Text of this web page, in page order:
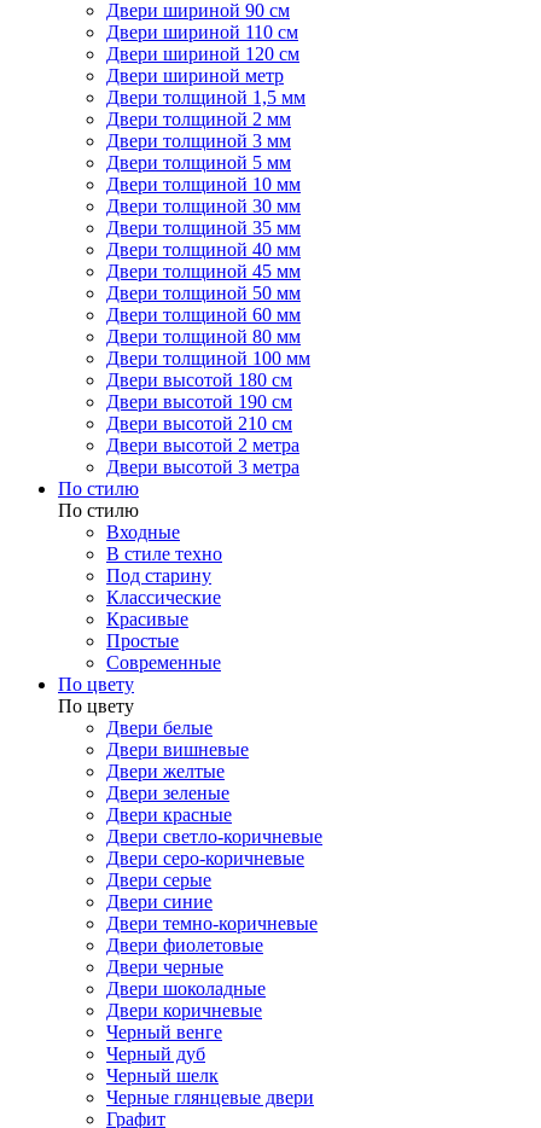
Двери шириной 90 см
Двери шириной 110 см
Двери шириной 120 см
Двери шириной метр
Двери толщиной 1,5 мм
Двери толщиной 2 мм
Двери толщиной 3 мм
Двери толщиной 5 мм
Двери толщиной 10 мм
Двери толщиной 30 мм
Двери толщиной 35 мм
Двери толщиной 40 мм
Двери толщиной 45 мм
Двери толщиной 50 мм
Двери толщиной 60 мм
Двери толщиной 80 мм
Двери толщиной 100 мм
Двери высотой 180 см
Двери высотой 190 см
Двери высотой 210 см
Двери высотой 2 метра
Двери высотой 3 метра
По стилю
По стилю
Входные
В стиле техно
Под старину
Классические
Красивые
Простые
Современные
По цвету
По цвету
Двери белые
Двери вишневые
Двери желтые
Двери зеленые
Двери красные
Двери светло-коричневые
Двери серо-коричневые
Двери серые
Двери синие
Двери темно-коричневые
Двери фиолетовые
Двери черные
Двери шоколадные
Двери коричневые
Черный венге
Черный дуб
Черный шелк
Черные глянцевые двери
Графит